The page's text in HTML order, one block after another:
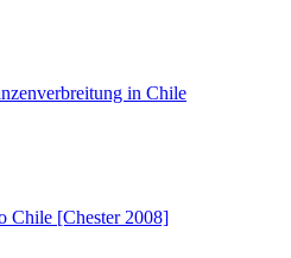
in Chile
Chile [Chester 2008]